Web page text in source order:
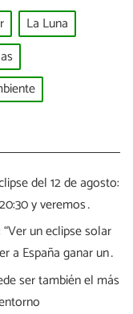
La Luna
del 12 de agosto:
y veremos
un eclipse solar
a España ganar un
ser también el más